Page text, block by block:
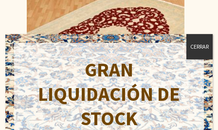
GRAN
LIQUIDACIÓN DE
STOCK
CERRAR